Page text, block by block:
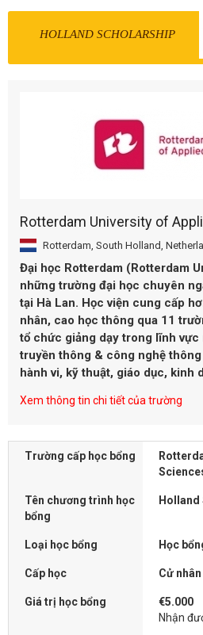
HOLLAND SCHOLARSHIP
Rotterdam University of
Rotterdam, South Holland,
Đại học Rotterdam (Rotterdam
những trường đại học chuyên
tại Hà Lan. Học viện cung cấp
nhân, cao học thông qua 11
tổ chức giảng dạy trong lĩnh vực
truyền thông & công nghệ
hành vi, kỹ thuật, giáo dục, kinh
Xem thông tin chi tiết của trường
Trường cấp học bổng
Tên chương trình học
bổng
Holland
Loại học bổng Học
Cấp học Cử
Giá trị học bổng
€5.000
Nhận